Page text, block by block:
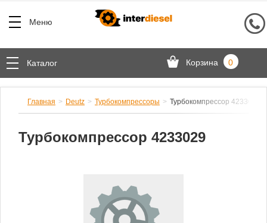
Меню
Каталог Корзина 0
Главная Deutz Турбокомпрессоры Турбокомпрессор 4233029
Турбокомпрессор 4233029